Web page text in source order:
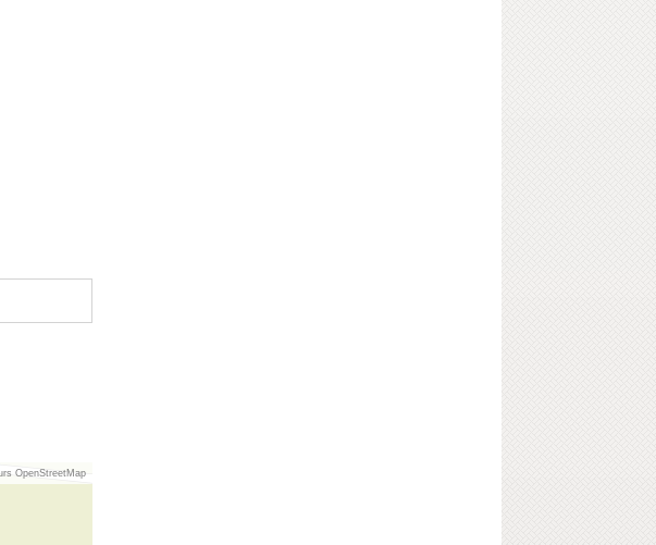
OpenStreetMap